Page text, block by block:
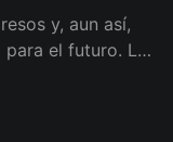
y, aun así,
el futuro. La
un plazo